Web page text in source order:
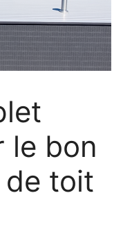
le bon
de toit